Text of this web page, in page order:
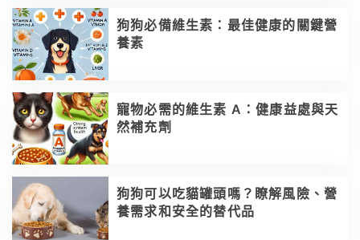
狗狗必備維生素：最佳健康的關鍵營
養素
寵物必需的維生素 A：健康益處與天
然補充劑
狗狗可以吃貓罐頭嗎？瞭解風險、營
養需求和安全的替代品